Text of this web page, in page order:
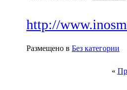
http://
Размещено в Без категории
«